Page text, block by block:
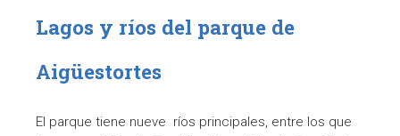
Lagos y ríos del parque de
Aigüestortes
El parque tiene nueve ríos principales, entre los que